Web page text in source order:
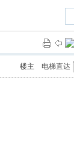
电梯直达
楼主